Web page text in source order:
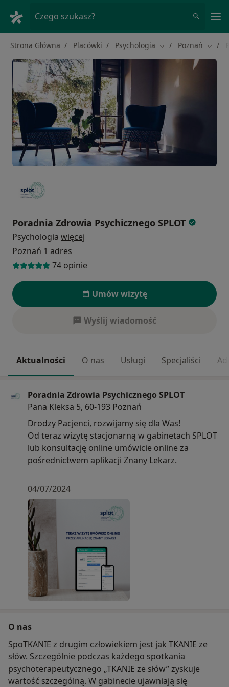
Czego szukasz?
Strona Główna Placówki Psychologia Zmień miasto
Poznań
Poradnia Zdrowia Psychicznego SPLOT
Psychologia więcej
Poznań 1 adres
74 opinie
Umów wizytę
Wyślij wiadomość
Aktualności O nas Usługi Specjaliści
Poradnia Zdrowia Psychicznego SPLOT
Pana Kleksa 5, 60-193 Poznań
Drodzy Pacjenci, rozwijamy się dla Was!
Od teraz wizytę stacjonarną w gabinetach SPLOT
lub konsultację online umówicie online za
pośrednictwem aplikacji Znany Lekarz.
04/07/2024
O nas
SpoTKANIE z drugim człowiekiem jest jak TKANIE ze
słów. Szczególnie podczas każdego spotkania
psychoterapeutycznego „TKANIE ze słów” zyskuje
wartość szczególną. W gabinecie ujawniają się